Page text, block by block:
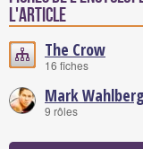
l'article
The Crow
16 fiches
Mark Wahlberg
9 rôles